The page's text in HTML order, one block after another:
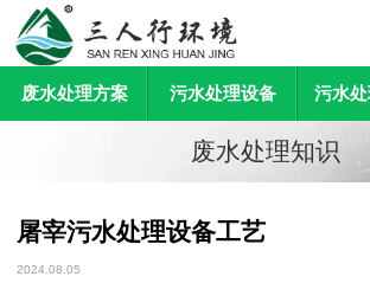
废水处理方案 污水处理设备 污水处
废水处理知识
屠宰污水处理设备工艺
2024.08.05